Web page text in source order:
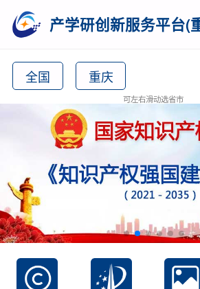
产学研创新服务平台(
全国 重庆
可左右滑动选省市